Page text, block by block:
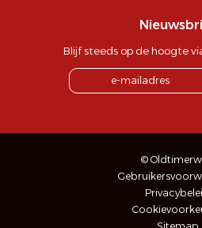
Blijf steeds op de hoogte
©